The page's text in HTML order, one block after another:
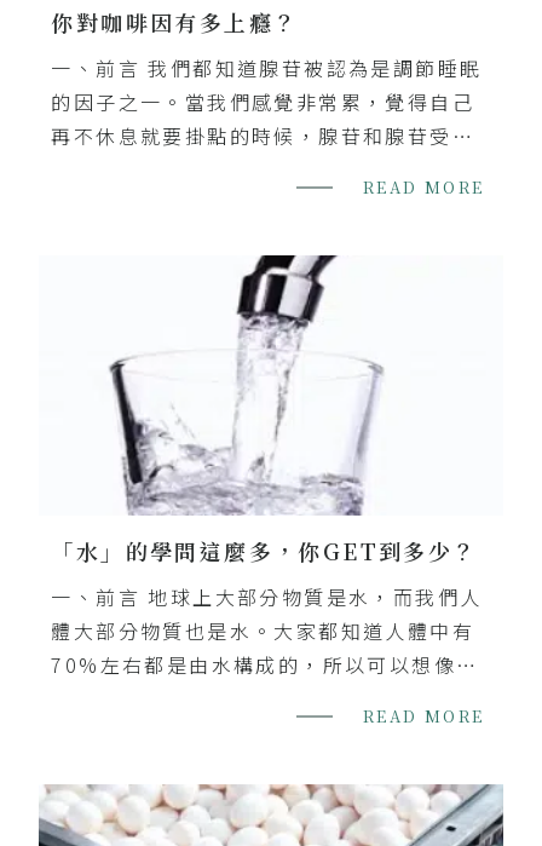
你對咖啡因有多上癮？
一、前言 我們都知道腺苷被認為是調節睡眠
的因子之一。當我們感覺非常累，覺得自己
再不休息就要掛點的時候，腺苷和腺苷受體
弱，隨之就產生了睡意。接著我們來看看咖
READ MORE
「水」的學問這麼多，你GET到多少？
一、前言 地球上大部分物質是水，而我們人
體大部分物質也是水。大家都知道人體中有
70%左右都是由水構成的，所以可以想像得
用。有研究人員做過鑒定，一個人可以一
READ MORE